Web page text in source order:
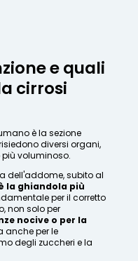
e quali
cirrosi
è la sezione
diversi organi,
voluminoso.
dell'addome, subito al
la ghiandola più
per il corretto
non solo per
nocive o per la
anche per le
degli zuccheri e la